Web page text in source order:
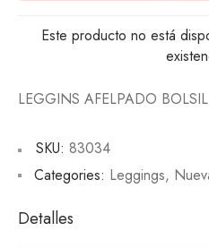
Este producto no está
LEGGINS AFELPADO
SKU: 83034
Categories: Leggings,
Detalles